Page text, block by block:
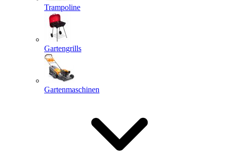
Trampoline
Gartengrills
Gartenmaschinen